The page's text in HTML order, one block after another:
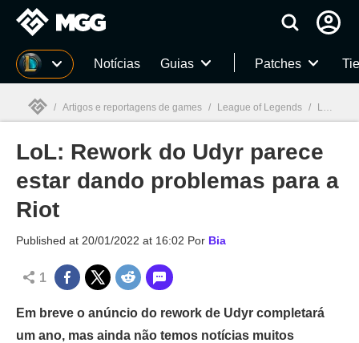
Millenium Notícias Guias Patches
Millenium
/ Artigos e reportagens de games / League of Legends / LoL: Rework do Udyr parece estar dando problemas para a Riot
LoL: Rework do Udyr parece
estar dando problemas para a
Riot
Published at 20/01/2022 at 16:02 Por Bia
1
Em breve o anúncio do rework de Udyr completará
um ano, mas ainda não temos notícias muitos